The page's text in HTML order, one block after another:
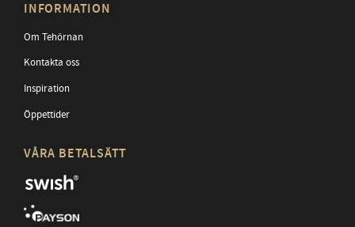
INFORMATION
Om Tehörnan
Kontakta oss
Inspiration
Öppettider
VÅRA BETALSÄTT